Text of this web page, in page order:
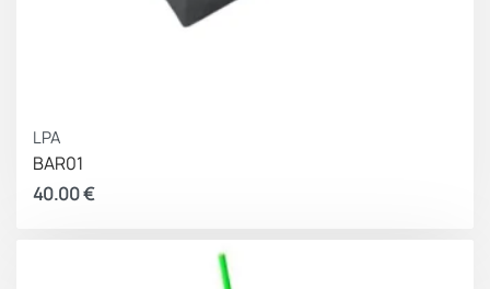
LPA
BAR01
40.00€